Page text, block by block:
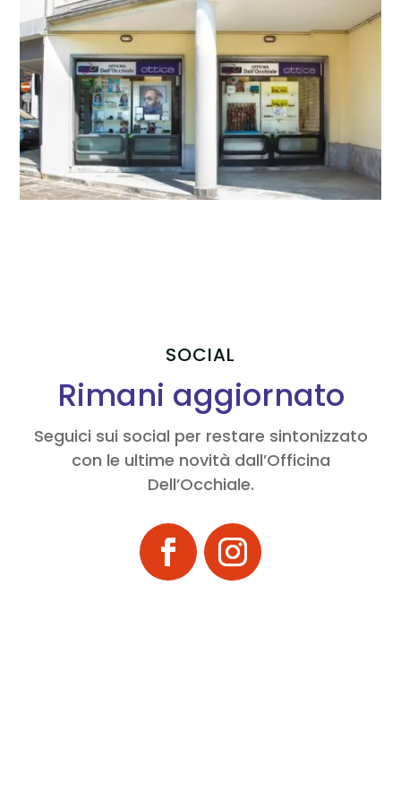
SOCIAL
Rimani aggiornato
Seguici sui social per restare sintonizzato
con le ultime novità dall’Officina
Dell’Occhiale.